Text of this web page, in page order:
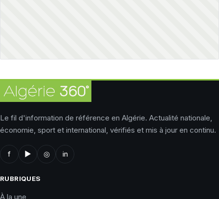
Le fil d'information de référence en Algérie. Actualité nationale,
économie, sport et international, vérifiés et mis à jour en continu.
f ▶ ◎ in
RUBRIQUES
À la une